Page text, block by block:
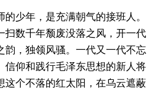
少年，是充满朝气的接班人。
扫数千年颓废没落之风，开一代
韵，独领风骚。一代又一代不忘
信仰和践行毛泽东思想的新人将
这个不落的红太阳，在乌云遮蔽